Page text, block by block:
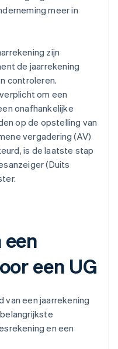
meer in
zijn
de jaarrekening
controleren.
om een
onafhankelijke
op de opstelling van
vergadering (AV)
is de laatste stap
(Duits
een UG
van een jaarrekening
en een